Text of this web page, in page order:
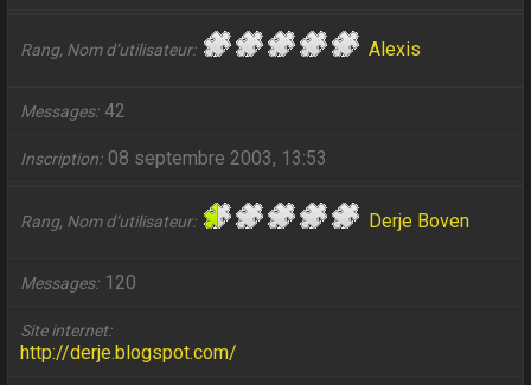
Rang, Nom d’utilisateur Alexis
Messages 42
Inscription 08 septembre 2003, 13:53
Rang, Nom d’utilisateur Derje Boven
Messages 120
Site internet
http://derje.blogspot.com/